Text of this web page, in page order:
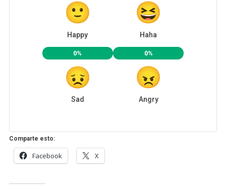
Happy Haha
0%
Sad
0%
Angry
Comparte esto:
Facebook X